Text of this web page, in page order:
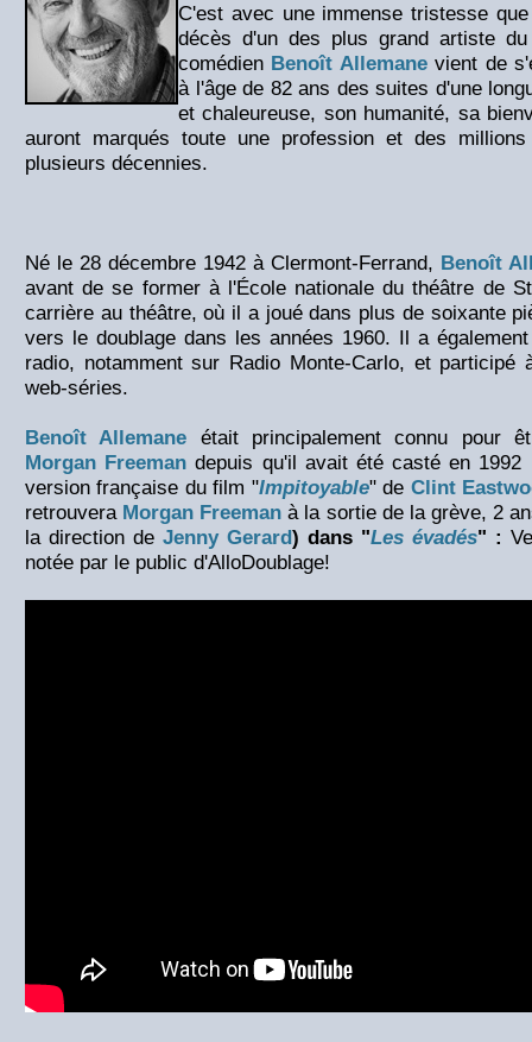
C'est avec une immense tristesse
décès d'un des plus grand artiste
comédien Benoît Allemanevient de
à l'âge de 82 ans des suites d'une
et chaleureuse, son humanité, sa
auront marqués toute une profession et des
plusieurs décennies.
Né le 28 décembre 1942 à Clermont-Ferrand, Benoît
avant de se former à l'École nationale du théâtre de
carrière au théâtre, où il a joué dans plus de soixante
vers le doublage dans les années 1960. Il a
radio, notamment sur Radio Monte-Carlo, et participé
web-séries.
Benoît Allemane était principalement connu pour
Morgan Freeman depuis qu'il avait été casté en
version française du film "Impitoyable" de Clint
retrouvera Morgan Freeman à la sortie de la grève, 2
la direction de Jenny Gerard) dans "Les évadés" :
notée par le public d'AlloDoublage!